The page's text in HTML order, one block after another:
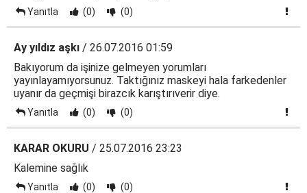
Yanıtla (0) (0)
Ay yıldız aşkı / 26.07.2016 01:59
Bakıyorum da işinize gelmeyen yorumları
yayınlayamıyorsunuz. Taktığınız maskeyi hala farkedenler
uyanır da geçmişi birazcık karıştırıverir diye.
Yanıtla (0) (0)
KARAR OKURU / 25.07.2016 23:23
Kalemine sağlık
Yanıtla (0) (0)